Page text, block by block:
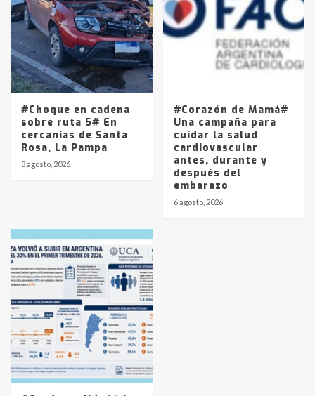
#Choque en cadena
sobre ruta 5# En
cercanías de Santa
Rosa, La Pampa
8 agosto, 2026
#Corazón de Mamá#
Una campaña para
cuidar la salud
cardiovascular
antes, durante y
después del
embarazo
6 agosto, 2026